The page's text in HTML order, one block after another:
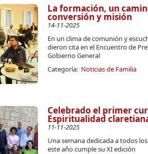
La formación, un
conversión y misión
14-11-2025
En un clima de comunión y
dieron cita en el Encuentro de
Gobierno General
Categoría: Noticias de Familia
Celebrado el primer
Espiritualidad
11-11-2025
Una semana dedicada a todos
este año cumple su XI edición